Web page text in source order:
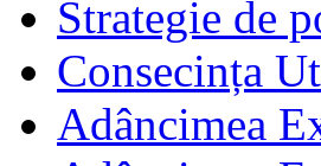
Strategie de
Consecința
Adâncimea